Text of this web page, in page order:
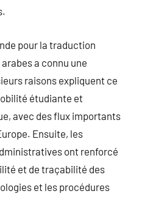
pour la traduction
a connu une
raisons expliquent ce
étudiante et
avec des flux importants
Ensuite, les
ont renforcé
et de traçabilité des
et les procédures